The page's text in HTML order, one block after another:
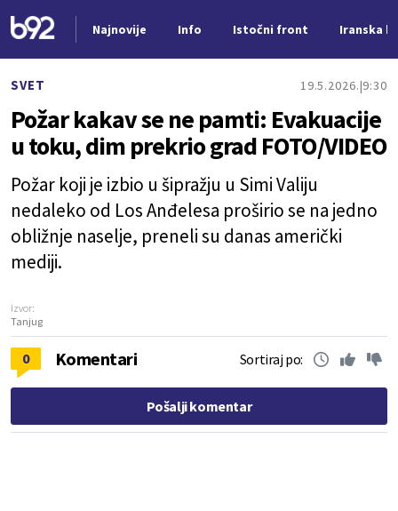
Najnovije Info Istočni front Iranska
SVET 19.5.2026. 9:30
Požar kakav se ne pamti: Evakuacije
u toku, dim prekrio grad FOTO/VIDEO
Požar koji je izbio u šipražju u Simi Valiju
nedaleko od Los Anđelesa proširio se na jedno
obližnje naselje, preneli su danas američki
mediji.
Izvor:
Tanjug
0 Komentari Sortiraj po:
Pošalji komentar